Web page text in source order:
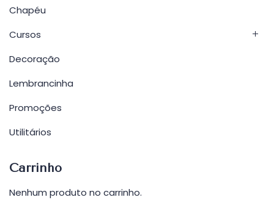
Chapéu
Cursos
Decoração
Lembrancinha
Promoções
Utilitários
Carrinho
Nenhum produto no carrinho.